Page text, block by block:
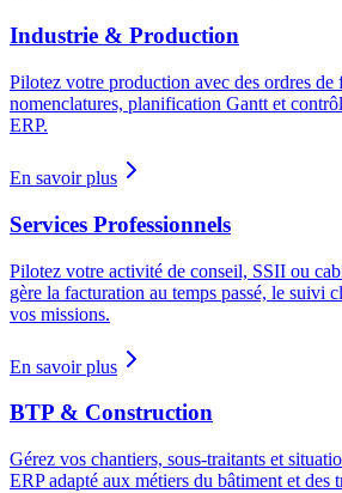
Industrie & Production
Pilotez votre production avec des ordres de
nomenclatures, planification Gantt et
ERP.
En savoir plus
Services Professionnels
Pilotez votre activité de conseil, SSII ou
gère la facturation au temps passé, le suivi
vos missions.
En savoir plus
BTP & Construction
Gérez vos chantiers, sous-traitants et
ERP adapté aux métiers du bâtiment et des